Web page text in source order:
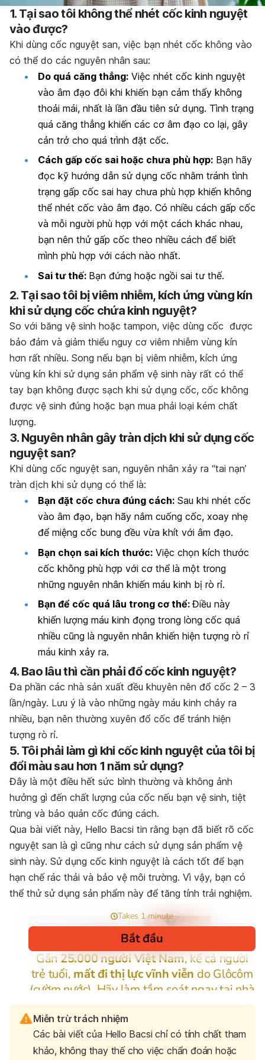
1. Tại sao tôi không thể nhét cốc kinh nguyệt
vào được?
Khi dùng cốc nguyệt san, việc bạn nhét cốc không vào
có thể do các nguyên nhân sau:
Do quá căng thẳng: Việc nhét cốc kinh nguyệt
vào âm đạo đôi khi khiến bạn cảm thấy không
thoải mái, nhất là lần đầu tiên sử dụng. Tình trạng
quá căng thẳng khiến các cơ âm đạo co lại, gây
cản trở cho quá trình đặt cốc.
Cách gấp cốc sai hoặc chưa phù hợp: Bạn hãy
đọc kỹ hướng dẫn sử dụng cốc nhằm tránh tình
trạng gấp cốc sai hay chưa phù hợp khiến không
thể nhét cốc vào âm đạo. Có nhiều cách gấp cốc
và mỗi người phù hợp với một cách khác nhau,
bạn nên thử gấp cốc theo nhiều cách để biết
mình phù hợp với cách nào nhất.
Sai tư thế: Bạn đứng hoặc ngồi sai tư thế.
2. Tại sao tôi bị viêm nhiễm, kích ứng vùng kín
khi sử dụng cốc chứa kinh nguyệt?
So với băng vệ sinh hoặc tampon, việc dùng cốc được
bảo đảm và giảm thiểu nguy cơ viêm nhiễm vùng kín
hơn rất nhiều. Song nếu bạn bị viêm nhiễm, kích ứng
vùng kín khi sử dụng sản phẩm vệ sinh này rất có thể
tay bạn không được sạch khi sử dụng cốc, cốc không
được vệ sinh đúng hoặc bạn mua phải loại kém chất
lượng.
3. Nguyên nhân gây tràn dịch khi sử dụng cốc
nguyệt san?
Khi dùng cốc nguyệt san, nguyên nhân xảy ra “tai nạn’
tràn dịch khi sử dụng có thể là:
Bạn đặt cốc chưa đúng cách: Sau khi nhét cốc
vào âm đạo, bạn hãy nắm cuống cốc, xoay nhẹ
để miệng cốc bung đều vừa khít với âm đạo.
Bạn chọn sai kích thước: Việc chọn kích thước
cốc không phù hợp với cơ thể là một trong
những nguyên nhân khiến máu kinh bị rò rỉ.
Bạn để cốc quá lâu trong cơ thể:Điều này
khiến lượng máu kinh đọng trong lòng cốc quá
nhiều cũng là nguyên nhân khiến hiện tượng rò rỉ
máu kinh xảy ra.
4. Bao lâu thì cần phải đổ cốc kinh nguyệt?
Đa phần các nhà sản xuất đều khuyên nên đổ cốc 2 – 3
lần/ngày. Lưu ý là vào những ngày máu kinh chảy ra
nhiều, bạn nên thường xuyên đổ cốc để tránh hiện
tượng rò rỉ.
5. Tôi phải làm gì khi cốc kinh nguyệt của tôi bị
đổi màu sau hơn 1 năm sử dụng?
Đây là một điều hết sức bình thường và không ảnh
hưởng gì đến chất lượng của cốc nếu bạn vệ sinh, tiệt
trùng và bảo quản cốc đúng cách.
Qua bài viết này, Hello Bacsi tin rằng bạn đã biết rõ cốc
nguyệt san là gì cũng như cách sử dụng sản phẩm vệ
sinh này. Sử dụng cốc kinh nguyệt là cách tốt để bạn
hạn chế rác thải và bảo vệ môi trường. Vì vậy, bạn có
thể thử sử dụng sản phẩm này để tăng tính trải nghiệm.
Miễn trừ trách nhiệm
Các bài viết của Hello Bacsi chỉ có tính chất tham
khảo, không thay thế cho việc chẩn đoán hoặc